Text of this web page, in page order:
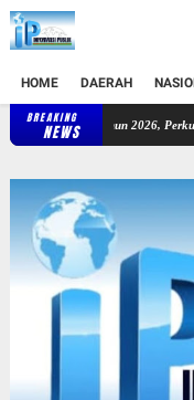
HOME DAERAH
BREAKING
NEWS KPU Provinsi